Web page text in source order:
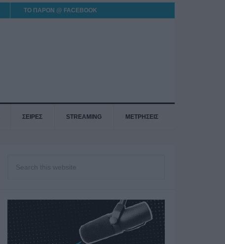
ΤΟ ΠΑΡΟΝ @ FACEBOOK
ΣΕΙΡΕΣ STREAMING ΜΕΤΡΗΣΕΙΣ